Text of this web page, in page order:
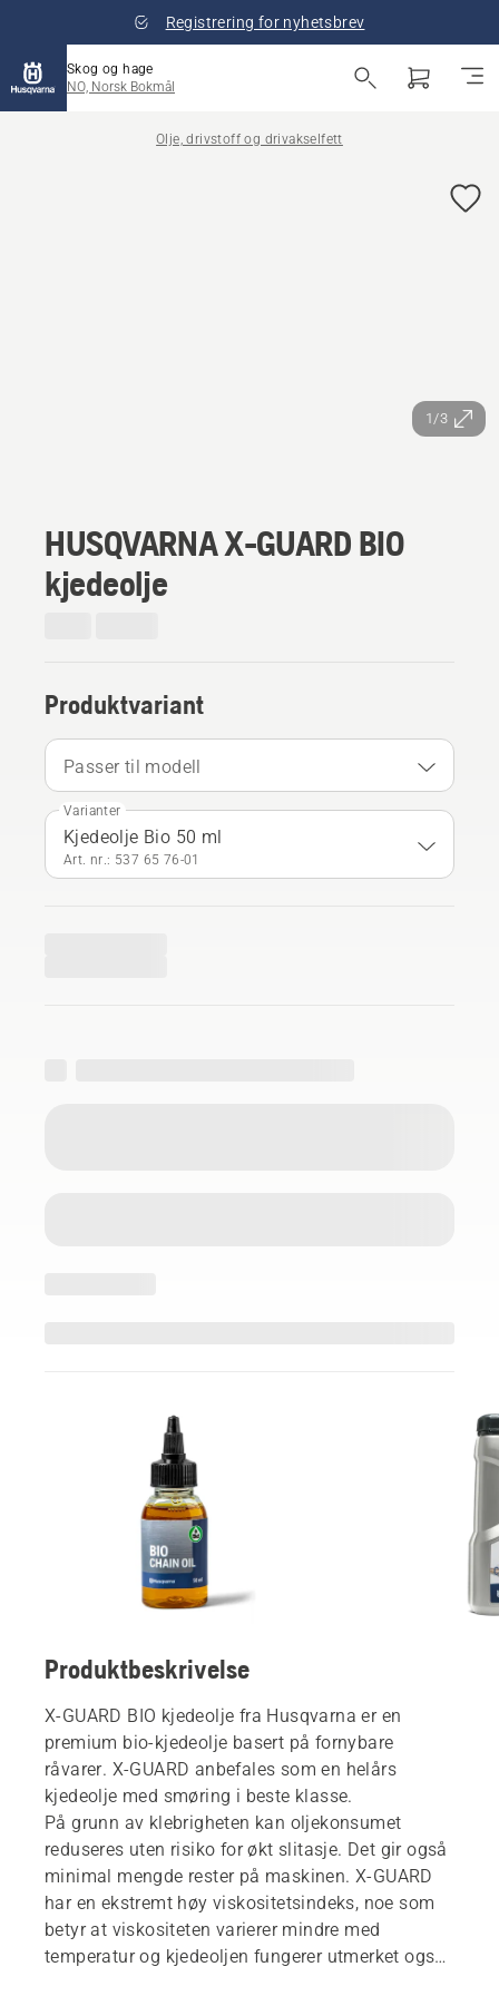
Registrering for nyhetsbrev
Skog og hage
NO, Norsk Bokmål
Olje, drivstoff og drivakselfett
1/3
HUSQVARNA X-GUARD BIO
kjedeolje
Produktvariant
Passer til modell
Varianter
Kjedeolje Bio 50 ml
Art. nr.: 537 65 76‑01
Produktbeskrivelse
X-GUARD BIO kjedeolje fra Husqvarna er en
premium bio-kjedeolje basert på fornybare
råvarer. X-GUARD anbefales som en helårs
kjedeolje med smøring i beste klasse.
På grunn av klebrigheten kan oljekonsumet
reduseres uten risiko for økt slitasje. Det gir også
minimal mengde rester på maskinen. X-GUARD
har en ekstremt høy viskositetsindeks, noe som
betyr at viskositeten varierer mindre med
temperatur og kjedeoljen fungerer utmerket også